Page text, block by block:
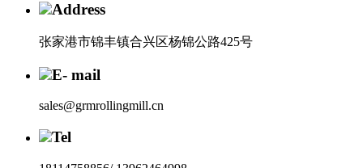
Address
张家港市锦丰镇合兴区杨锦公路425号
E- mail
sales@grmrollingmill.cn
Tel